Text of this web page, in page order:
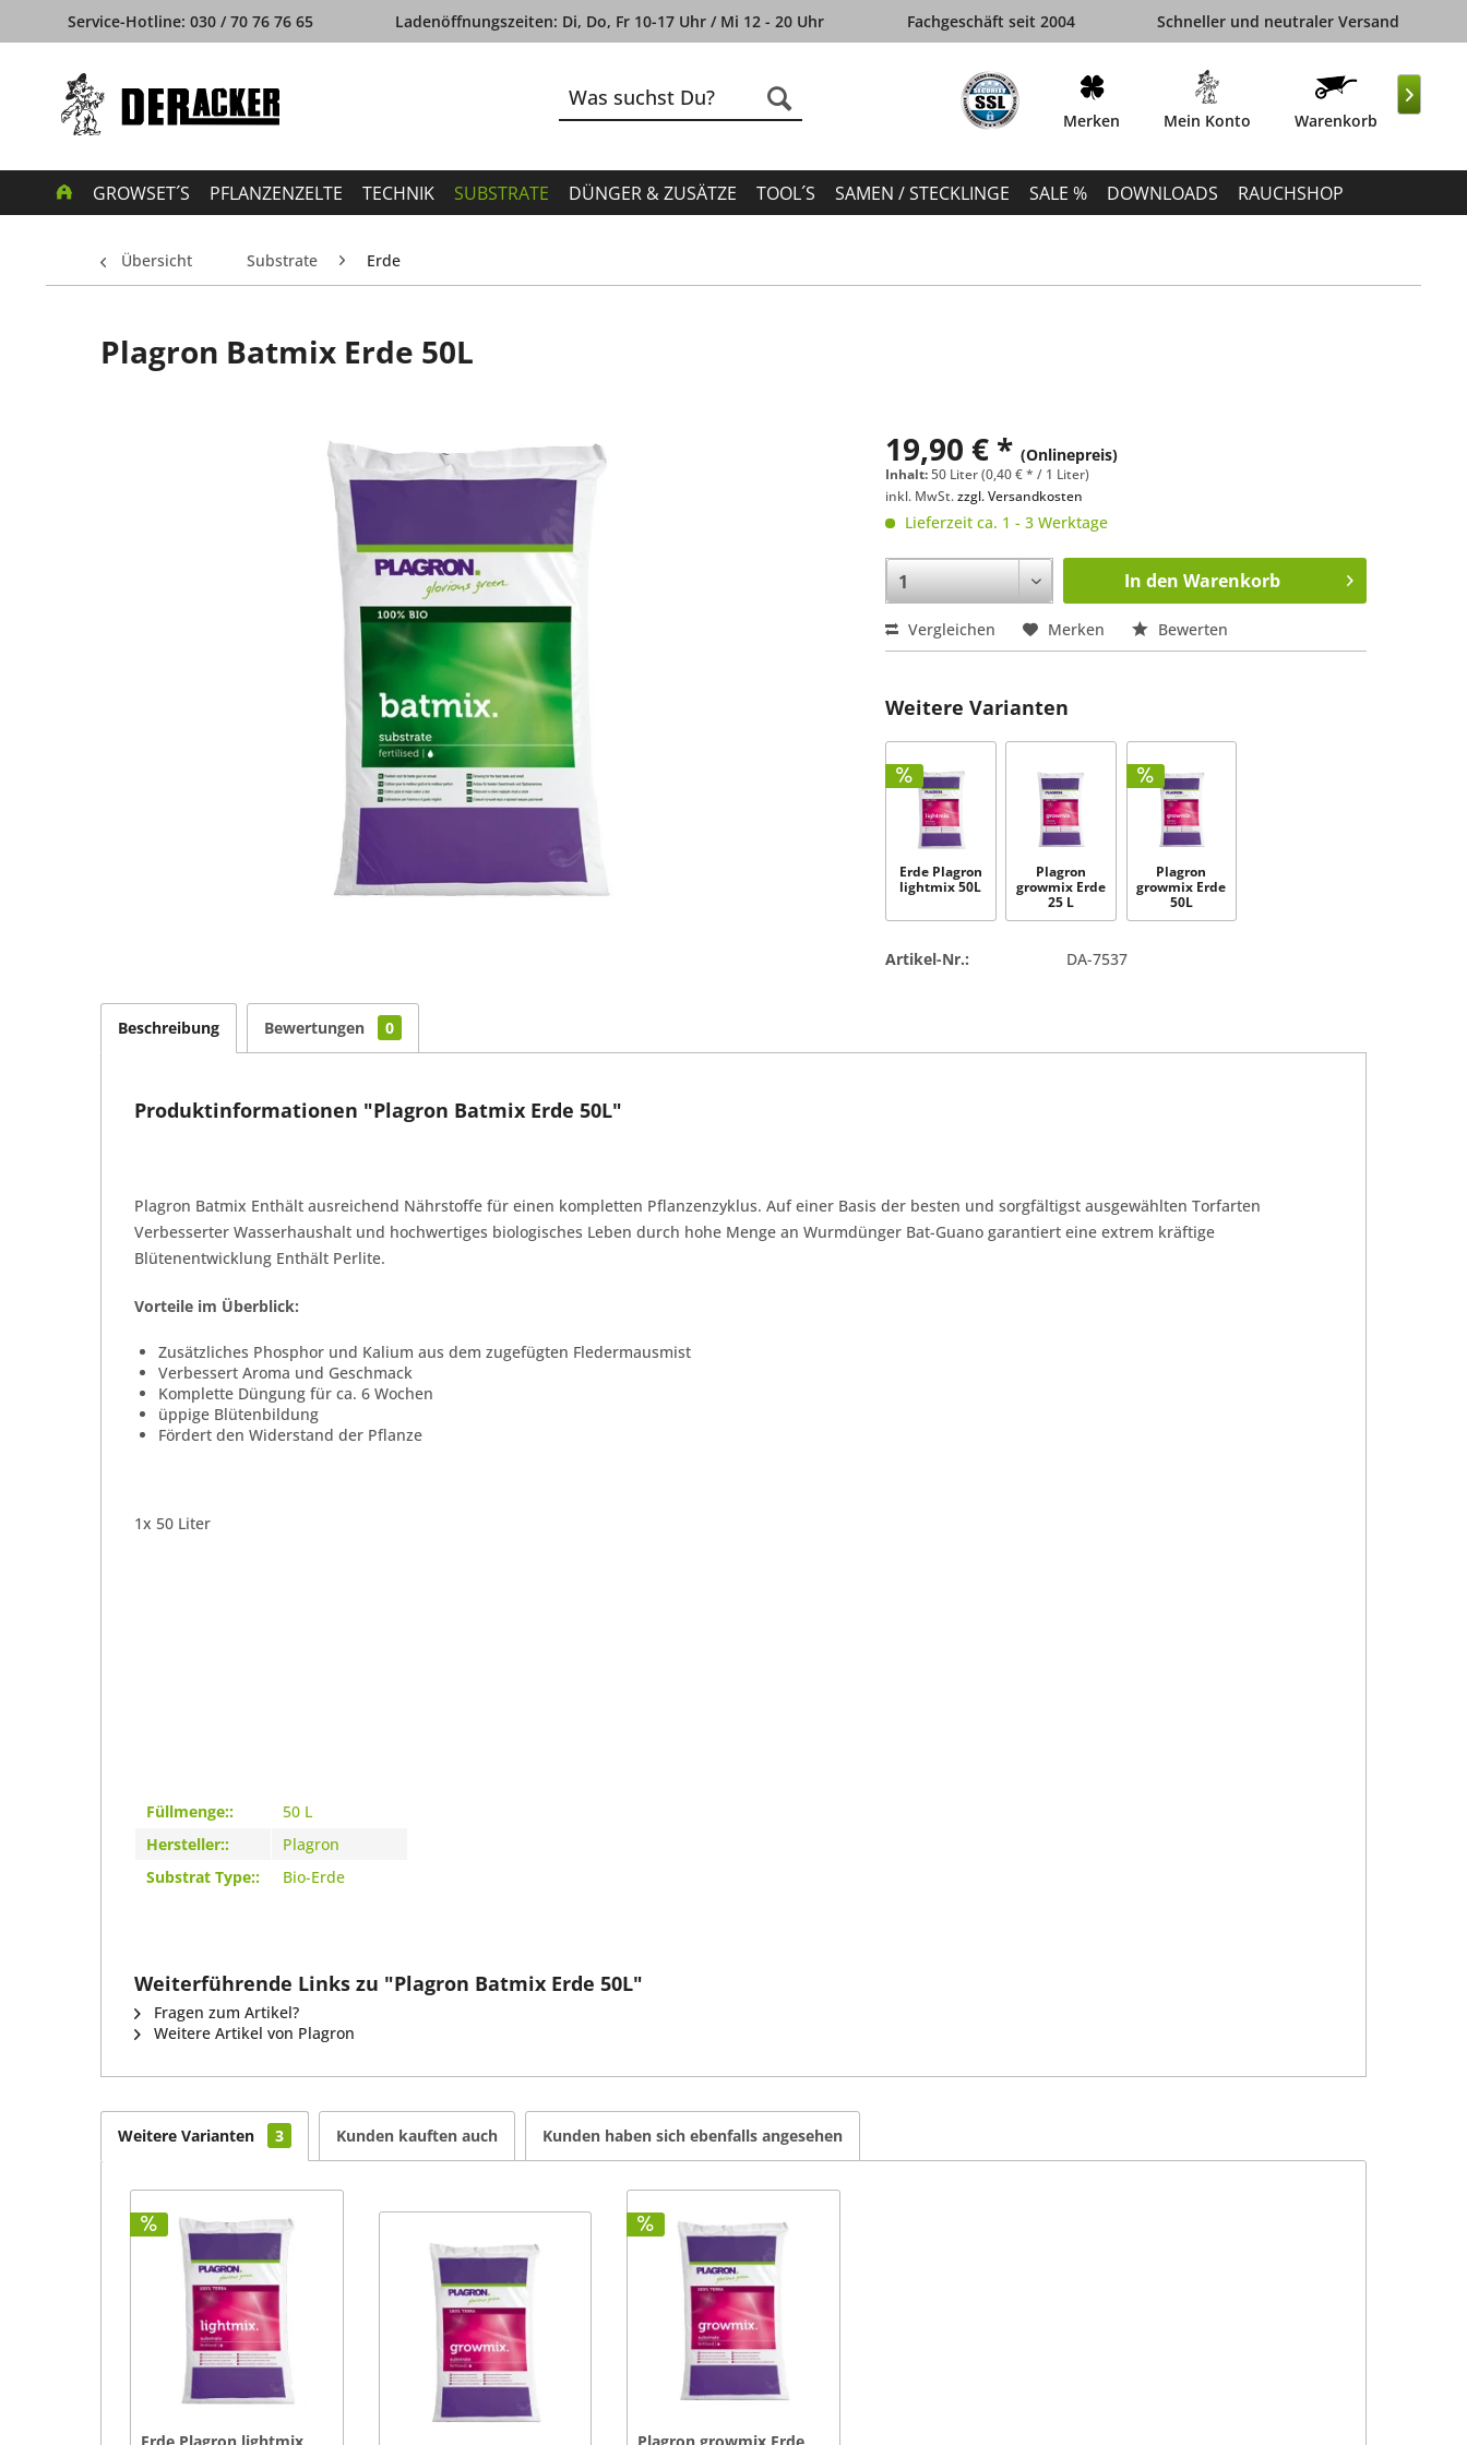
Service-Hotline: 030 / 70 76 76 65 Ladenöffnungszeiten: Di, Do, Fr 10-17 Uhr / Mi 12 - 20 Uhr Fachgeschäft seit 2004 Schneller und neutraler Versand
Merken Mein Konto Warenkorb
GROWSET´S PFLANZENZELTE TECHNIK SUBSTRATE DÜNGER & ZUSÄTZE TOOL´S SAMEN / STECKLINGE SALE % DOWNLOADS RAUCHSHOP

Übersicht Substrate Erde
Plagron Batmix Erde 50L
19,90 € *(Onlinepreis)
Inhalt:50 Liter (0,40 € * / 1 Liter)
inkl. MwSt.zzgl. Versandkosten
Lieferzeit ca. 1 - 3 Werktage
In den Warenkorb
Vergleichen Merken Bewerten
Weitere Varianten
Erde Plagron
lightmix 50L
Plagron
growmix Erde
25 L
Plagron
growmix Erde
50L
Artikel-Nr.: DA-7537
Beschreibung Bewertungen 0
Produktinformationen "Plagron Batmix Erde 50L"
Plagron Batmix Enthält ausreichend Nährstoffe für einen kompletten Pflanzenzyklus. Auf einer Basis der besten und sorgfältigst ausgewählten Torfarten
Verbesserter Wasserhaushalt und hochwertiges biologisches Leben durch hohe Menge an Wurmdünger Bat-Guano garantiert eine extrem kräftige
Blütenentwicklung Enthält Perlite.
Vorteile im Überblick:
Zusätzliches Phosphor und Kalium aus dem zugefügten Fledermausmist
Verbessert Aroma und Geschmack
Komplette Düngung für ca. 6 Wochen
üppige Blütenbildung
Fördert den Widerstand der Pflanze
1x 50 Liter
Füllmenge::
50 L
Hersteller::
Plagron
Substrat Type::
Bio-Erde
Weiterführende Links zu "Plagron Batmix Erde 50L"
Fragen zum Artikel?
Weitere Artikel von Plagron
Weitere Varianten 3 Kunden kauften auch Kunden haben sich ebenfalls angesehen
Erde Plagron lightmix Plagron growmix Erde